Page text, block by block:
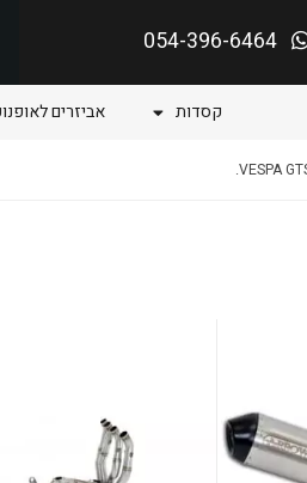
054-396-6464
קסדות אביזרים
VESPA